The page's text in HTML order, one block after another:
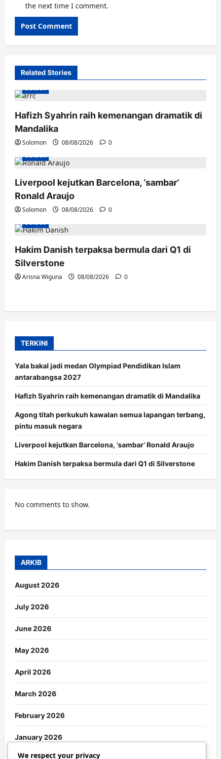
the next time I comment.
Related Stories
SUKAN
Hafizh Syahrin raih kemenangan dramatik di
Mandalika
Solomon 08/08/2026
0
SUKAN
Liverpool kejutkan Barcelona, ‘sambar’
Ronald Araujo
Solomon 08/08/2026
0
SUKAN
Hakim Danish terpaksa bermula dari Q1 di
Silverstone
Arisna Wiguna 08/08/2026 0
TERKINI
Yala bakal jadi medan Olympiad Pendidikan Islam
antarabangsa 2027
Hafizh Syahrin raih kemenangan dramatik di Mandalika
Agong titah perkukuh kawalan semua lapangan terbang,
pintu masuk negara
Liverpool kejutkan Barcelona, ‘sambar’ Ronald Araujo
Hakim Danish terpaksa bermula dari Q1 di Silverstone
No comments to show.
ARKIB
August 2026
July 2026
June 2026
May 2026
April 2026
March 2026
February 2026
January 2026
We respect your privacy